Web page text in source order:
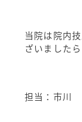
当院は院内
ざいました
担当：市川